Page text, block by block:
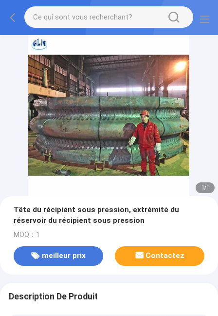
1/1
Tête du récipient sous pression, extrémité du
réservoir du récipient sous pression
MOQ：1
meilleur prix Contactez
Description De Produit